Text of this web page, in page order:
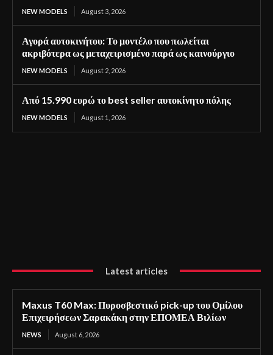
NEW MODELS August 3, 2026
Αγορά αυτοκινήτου: Το μοντέλο που πωλείται
ακριβότερα ως μεταχειρισμένο παρά ως καινούργιο
NEW MODELS August 2, 2026
Από 15.990 ευρώ το best seller αυτοκίνητο πόλης
NEW MODELS August 1, 2026
Latest articles
Maxus T60 Max: Πυροσβεστικό pick-up του Ομίλου
Επιχειρήσεων Σαρακάκη στην ΕΠΟΜΕΑ Βιλίων
NEWS August 6, 2026